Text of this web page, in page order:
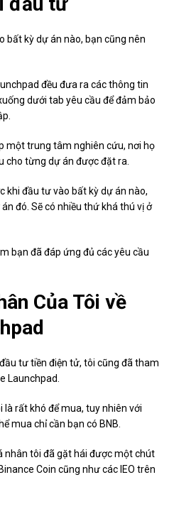
bất kỳ dự án nào, bạn cũng nên
đều đưa ra các thông tin
dưới tab yêu cầu để đảm bảo
một trung tâm nghiên cứu, nơi họ
cho từng dự án được đặt ra.
khi đầu tư vào bất kỳ dự án nào,
đó. Sẽ có nhiều thứ khá thú vị ở
bạn đã đáp ứng đủ các yêu cầu
Của Tôi về
tư tiền điện tử, tôi cũng đã tham
Launchpad.
rất khó để mua, tuy nhiên với
mua chỉ cần bạn có BNB.
nhân tôi đã gặt hái được một chút
Coin cũng như các IEO trên